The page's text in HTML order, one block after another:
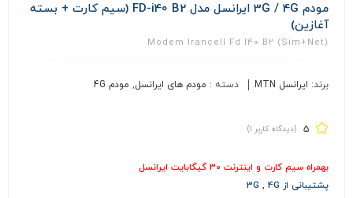
مودم 3G / 4G ایرانسل مدل FD-i40 B2 (سیم کارت + بسته
آغازین)
(sim+net) Modem Irancell Fd I40 B2
برند: ایرانسل MTN دسته : مودم های ایرانسل, مودم 4G
5 (دیدگاه کاربر 1
)
بهمراه سیم کارت و اینترنت 30 گیگابایت ایرانسل
پشتیبانی از 3G , 4G